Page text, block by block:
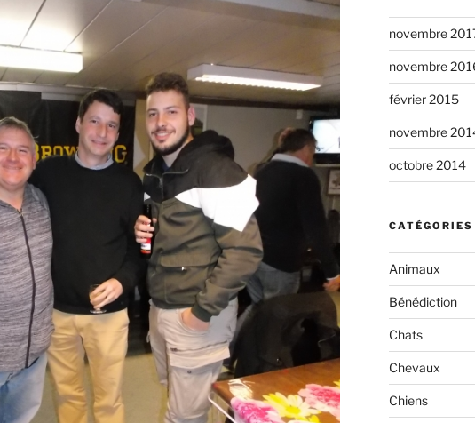
novembre
novembre
février 2015
novembre
octobre 2014
CATÉGORIES
Animaux
Bénédiction
Chats
Chevaux
Chiens